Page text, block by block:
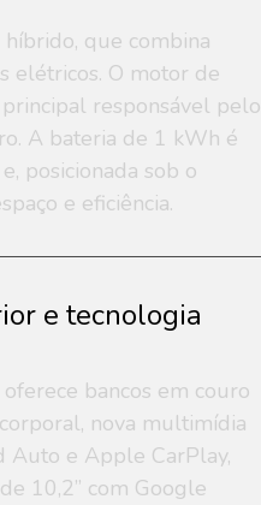
que combina
elétricos. O motor de
responsável pelo
A bateria de 1 kWh é
posicionada sob o
e eficiência.
e tecnologia
bancos em couro
nova multimídia
Auto e Apple CarPlay,
10,2” com Google